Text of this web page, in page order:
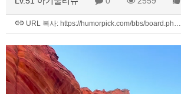
URL 복사: https://humorpick.com/bbs/board.ph…